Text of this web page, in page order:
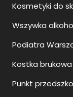
Kosmetyki do
Wszywka
Podiatra
Kostka
Punkt